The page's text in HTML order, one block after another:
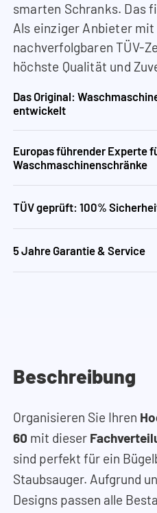
smarten Schranks. Das
Als einziger Anbieter
nachverfolgbaren TÜV-
höchste Qualität und
Das Original:
entwickelt
Europas führender Experte
Waschmaschinenschränke
TÜV geprüft: 100%
5 Jahre Garantie & Service
Beschreibung
Organisieren Sie Ihren
60 mit dieser
sind perfekt für ein
Staubsauger. Aufgrund
Designs passen alle